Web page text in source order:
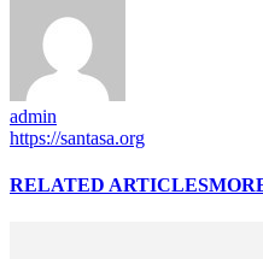
admin
https://santasa.org
RELATED ARTICLES